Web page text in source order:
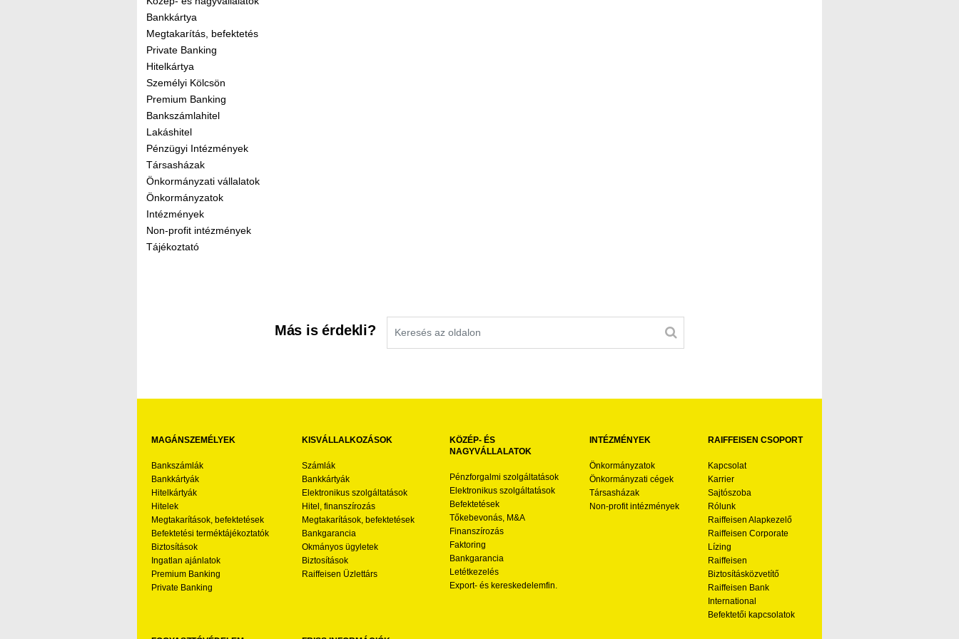
Bankkártya
Megtakarítás, befektetés
Private Banking
Hitelkártya
Személyi Kölcsön
Premium Banking
Bankszámlahitel
Lakáshitel
Pénzügyi Intézmények
Társasházak
Önkormányzati vállalatok
Önkormányzatok
Intézmények
Non-profit intézmények
Tájékoztató
Más is érdekli?
MAGÁNSZEMÉLYEK
Bankszámlák
Bankkártyák
Hitelkártyák
Hitelek
Megtakarítások, befektetések
Befektetési terméktájékoztatók
Biztosítások
Ingatlan ajánlatok
Premium Banking
Private Banking
KISVÁLLALKOZÁSOK
Számlák
Bankkártyák
Elektronikus szolgáltatások
Hitel, finanszírozás
Megtakarítások, befektetések
Bankgarancia
Okmányos ügyletek
Biztosítások
Raiffeisen Üzlettárs
KÖZÉP- ÉS
NAGYVÁLLALATOK
Pénzforgalmi szolgáltatások
Elektronikus szolgáltatások
Befektetések
Tőkebevonás, M&A
Finanszírozás
Faktoring
Bankgarancia
Letétkezelés
Export- és kereskedelemfin.
INTÉZMÉNYEK
Önkormányzatok
Önkormányzati cégek
Társasházak
Non-profit intézmények
RAIFFEISEN CSOPORT
Kapcsolat
Karrier
Sajtószoba
Rólunk
Raiffeisen Alapkezelő
Raiffeisen Corporate
Lízing
Raiffeisen
Biztosításközvetítő
Raiffeisen Bank
International
Befektetői kapcsolatok